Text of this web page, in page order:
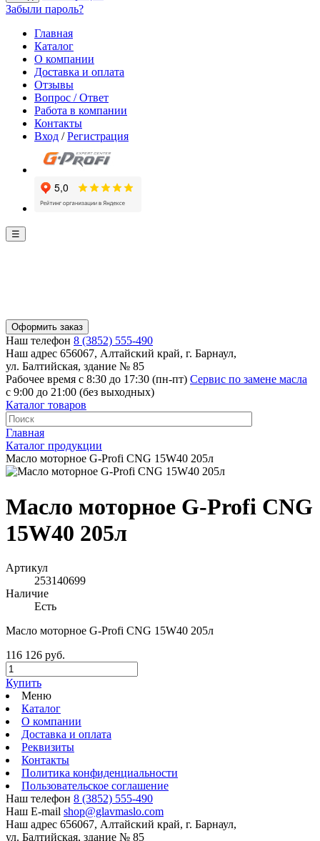
Забыли пароль?
Главная
Каталог
О компании
Доставка и оплата
Отзывы
Вопрос / Ответ
Работа в компании
Контакты
Вход /Регистрация
☰
Оформить заказ
Наш телефон 8 (3852) 555-490
Наш адрес 656067, Алтайский край, г. Барнаул,
ул. Балтийская, здание № 85
Рабочее время с 8:30 до 17:30 (пн-пт) Сервис по замене масла
с 9:00 до 21:00 (без выходных)
Каталог товаров
Главная
Каталог продукции
Масло моторное G-Profi CNG 15W40 205л
Масло моторное G-Profi CNG
15W40 205л
Артикул
253140699
Наличие
Есть
Масло моторное G-Profi CNG 15W40 205л
116 126 руб.
Купить
Меню
Каталог
О компании
Доставка и оплата
Реквизиты
Контакты
Политика конфиденциальности
Пользовательское соглашение
Наш телефон 8 (3852) 555-490
Наш E-mail shop@glavmaslo.com
Наш адрес 656067, Алтайский край, г. Барнаул,
ул. Балтийская, здание № 85